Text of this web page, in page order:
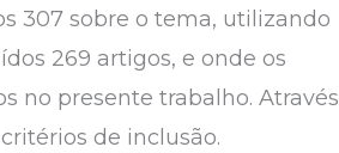
307 sobre o tema, utilizando
269 artigos, e onde os
no presente trabalho. Através
de inclusão.